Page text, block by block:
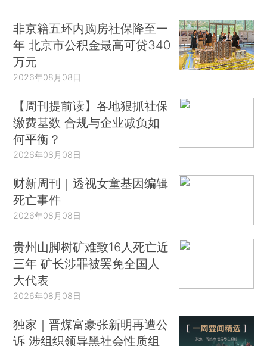
非京籍五环内购房社保降至一
年 北京市公积金最高可贷340
万元
2026年08月08日
【周刊提前读】各地狠抓社保
缴费基数 合规与企业减负如
何平衡？
2026年08月08日
财新周刊｜透视女童基因编辑
死亡事件
2026年08月08日
贵州山脚树矿难致16人死亡近
三年 矿长涉罪被罢免全国人
大代表
2026年08月08日
独家｜晋煤富豪张新明再遭公
诉 涉组织领导黑社会性质组